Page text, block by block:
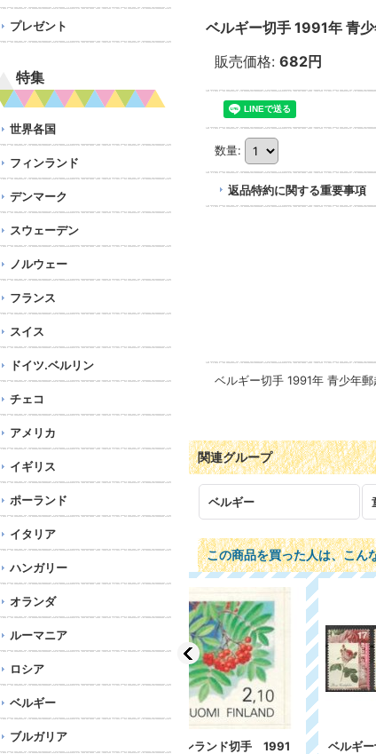
プレゼント
特集
世界各国
フィンランド
デンマーク
スウェーデン
ノルウェー
フランス
スイス
ドイツ.ベルリン
チェコ
アメリカ
イギリス
ポーランド
イタリア
ハンガリー
オランダ
ルーマニア
ロシア
ベルギー
ブルガリア
ベルギー切手 1991年 青
販売価格: 682円
数量:
返品特約に関する重要事項
ベルギー切手 1991年 青少年
関連グループ
ベルギー
この商品を買った人は、こん
ベルギー切手 1997年 バ
ブラジル切手 1986年